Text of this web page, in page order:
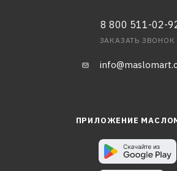
8 800 511-02-
ЗАКАЗАТЬ ЗВОНОК
ПРИЛОЖЕНИЕ